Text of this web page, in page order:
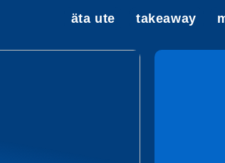
äta ute takeaway